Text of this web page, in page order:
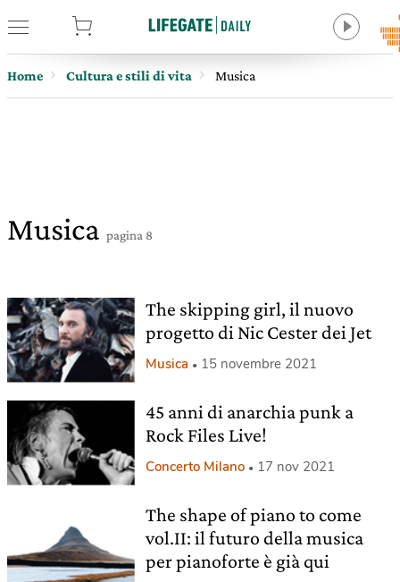
Home Cultura e stili di vita Musica
Musica pagina 8
The skipping girl, il nuovo
progetto di Nic Cester dei Jet
Musica 15 novembre 2021
45 anni di anarchia punk a
Rock Files Live!
Concerto Milano 17 nov 2021
The shape of piano to come
vol.II: il futuro della musica
per pianoforte è già qui